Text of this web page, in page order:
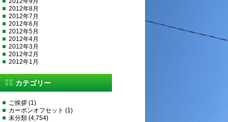
2012年8月
2012年7月
2012年6月
2012年5月
2012年4月
2012年3月
2012年2月
2012年1月
カテゴリー
ご挨拶 (1)
カーボンオフセット (1)
未分類 (4,754)